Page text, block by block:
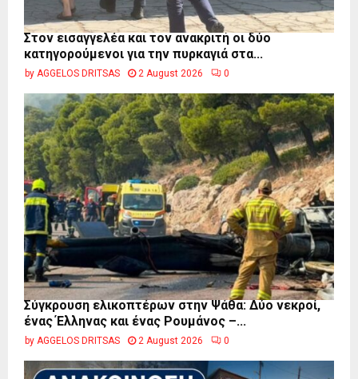
Στον εισαγγελέα και τον ανακριτή οι δύο
κατηγορούμενοι για την πυρκαγιά στα...
by AGGELOS DRITSAS 2 August 2026 0
Σύγκρουση ελικοπτέρων στην Ψάθα: Δύο νεκροί,
ένας Έλληνας και ένας Ρουμάνος –...
by AGGELOS DRITSAS 2 August 2026 0